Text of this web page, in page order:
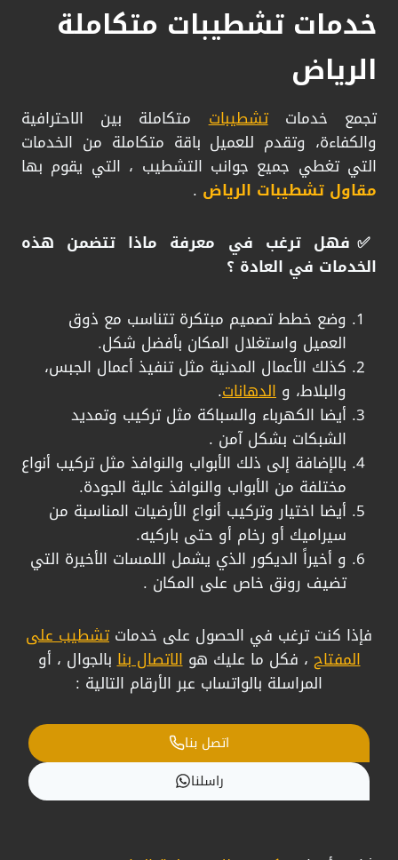
خدمات تشطيبات متكاملة
الرياض
تجمع خدماتتشطيباتمتكاملة بين الاحترافية
والكفاءة، وتقدم للعميل باقة متكاملة من الخدمات
التي تغطي جميع جوانب التشطيب ، التي يقوم بها
مقاول تشطيبات الرياض .
​✅فهل ترغب في معرفة ماذا تتضمن هذه
الخدمات في العادة ؟
وضع خطط تصميم مبتكرة تتناسب مع ذوق
العميل واستغلال المكان بأفضل شكل.
​كذلك الأعمال المدنية مثل تنفيذ أعمال الجبس،
والبلاط، و الدهانات.
​أيضا الكهرباء والسباكة مثل تركيب وتمديد
الشبكات بشكل آمن .
​بالإضافة إلى ذلك الأبواب والنوافذ مثل تركيب أنواع
مختلفة من الأبواب والنوافذ عالية الجودة.
​أيضا اختيار وتركيب أنواع الأرضيات المناسبة من
سيراميك أو رخام أو حتى باركيه.
​و أخيراً الديكور الذي يشمل اللمسات الأخيرة التي
تضيف رونق خاص على المكان .
فإذا كنت ترغب في الحصول على خدمات تشطيب على
المفتاح ، فكل ما عليك هوالاتصال بنابالجوال ، أو
المراسلة بالواتساب عبر الأرقام التالية :
اتصل بنا
راسلنا